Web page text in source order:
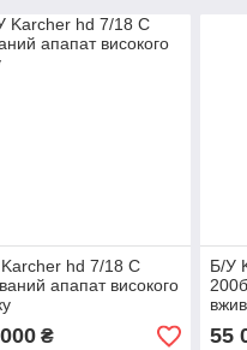
hd 7/18 C
апапат високого
₴
Б/У
55